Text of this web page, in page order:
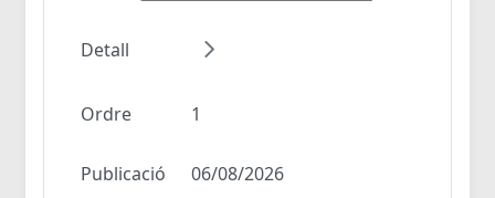
Detall
Ordre 1
Publicació 06/08/2026